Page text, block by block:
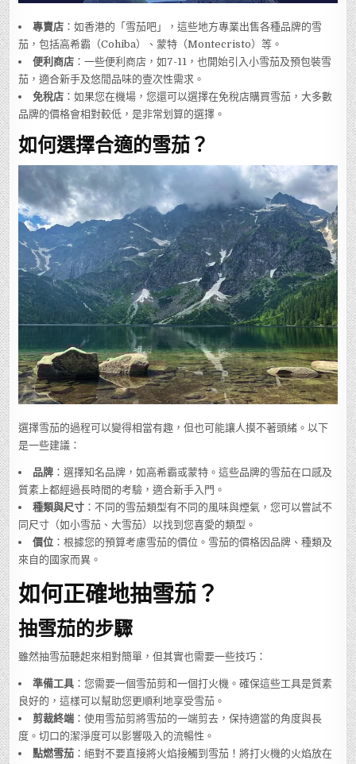
專賣店 ：如香港的「雪茄吧」，這些地方專業出售各種品牌的雪
茄，包括高希霸（Cohiba）、蒙特（Montecristo）等。
便利商店 ：一些便利商店，如7-11，也開始引入小雪茄及預包裝雪
茄，適合新手及悠閒品味的壹次性需求。
免稅店 ：如果您在機場，您還可以選擇在免稅店購買雪茄，大多數
品牌的價格會相對較低，是非常划算的選擇。
如何選擇合適的雪茄？
選擇雪茄的過程可以變得相當有趣，但也可能讓人摸不著頭緒。以下
是一些建議：
品牌 ：選擇知名品牌，如高希霸或蒙特。這些品牌的雪茄在口感及
質素上都經過長時間的考驗，適合新手入門。
種類與尺寸 ：不同的雪茄類型有不同的風味與煙氣，您可以嘗試不
同尺寸（如小雪茄、大雪茄）以找到您喜愛的類型。
價位 ：根據您的預算考慮雪茄的價位。雪茄的價格因品牌、種類及
來自的國家而異。
如何正確地抽雪茄？
抽雪茄的步驟
雖然抽雪茄聽起來相對簡單，但其實也需要一些技巧：
準備工具 ：您需要一個雪茄剪和一個打火機。確保這些工具是質素
良好的，這樣可以幫助您更順利地享受雪茄。
剪裁終端 ：使用雪茄剪將雪茄的一端剪去，保持適當的角度與長
度。切口的潔淨度可以影響吸入的流暢性。
點燃雪茄 ：絕對不要直接將火焰接觸到雪茄！將打火機的火焰放在